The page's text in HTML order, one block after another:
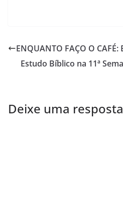
ENQUANTO FAÇO O
Estudo Bíblico na 11ª
Deixe uma resposta